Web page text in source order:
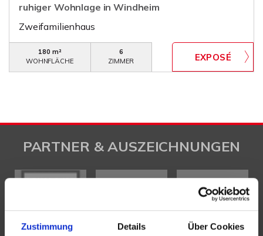
Zustimmung Details Über Cookies
ruhiger Wohnlage in Windheim
Zweifamilienhaus
180 m²
WOHNFLÄCHE
6
ZIMMER
PARTNER & AUSZEICHNUNGEN